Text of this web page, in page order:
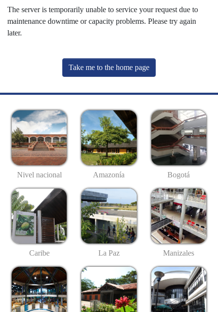
The server is temporarily unable to service your request due to
maintenance downtime or capacity problems. Please try again
later.
Take me to the home page
Nivel nacional Amazonía Bogotá
Caribe La Paz Manizales